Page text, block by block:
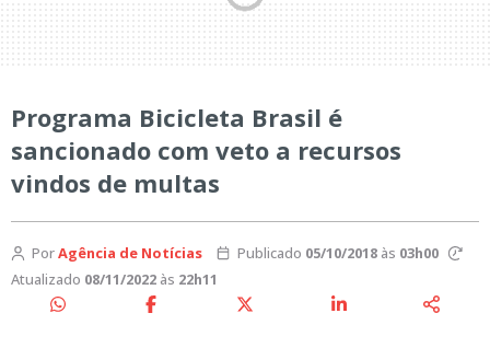
Programa Bicicleta Brasil é
sancionado com veto a recursos
vindos de multas
PorAgência de Notícias Publicado 05/10/2018às 03h00
Atualizado 08/11/2022 às 22h11